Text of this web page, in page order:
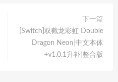
下一篇
[Switch]双截龙彩虹 Double
Dragon Neon|中文本体
+v1.0.1升补|整合版